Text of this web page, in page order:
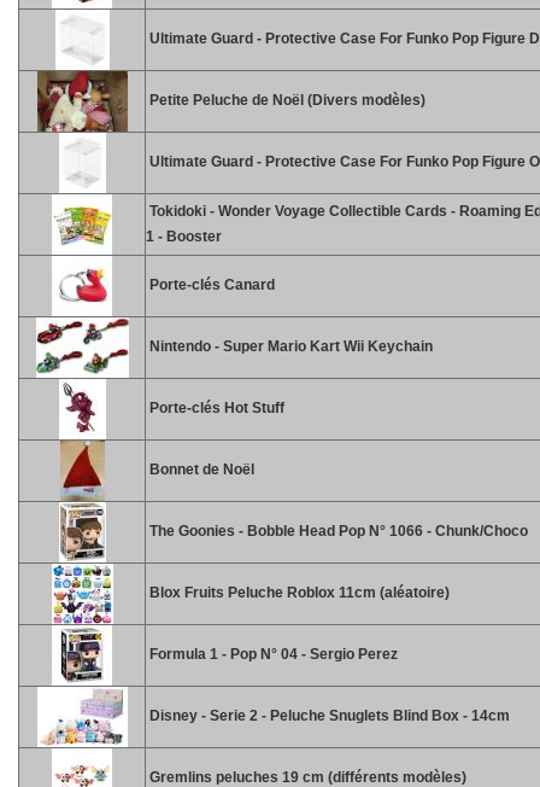
Ultimate Guard - Protective Case For Funko Pop Figure
Petite Peluche de Noël (Divers modèles)
Ultimate Guard - Protective Case For Funko Pop Figure
Tokidoki - Wonder Voyage Collectible Cards - Roaming
1 - Booster
Porte-clés Canard
Nintendo - Super Mario Kart Wii Keychain
Porte-clés Hot Stuff
Bonnet de Noël
The Goonies - Bobble Head Pop N° 1066 - Chunk/Choco
Blox Fruits Peluche Roblox 11cm (aléatoire)
Formula 1 - Pop N° 04 - Sergio Perez
Disney - Serie 2 - Peluche Snuglets Blind Box - 14cm
Gremlins peluches 19 cm (différents modèles)